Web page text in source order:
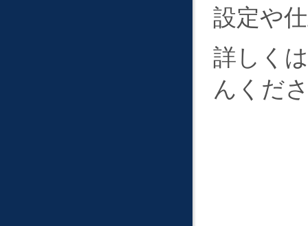
設定や
詳しく
んくだ